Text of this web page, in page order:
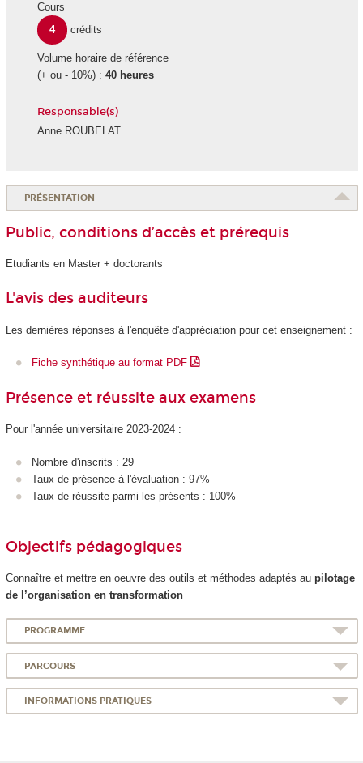
Cours
4
crédits
Volume horaire de référence
(+ ou - 10%) : 40 heures
Responsable(s)
Anne ROUBELAT
PRÉSENTATION
Public, conditions d’accès et prérequis
Etudiants en Master + doctorants
L'avis des auditeurs
Les dernières réponses à l'enquête d'appréciation pour cet enseignement :
Fiche synthétique au format PDF
Présence et réussite aux examens
Pour l'année universitaire 2023-2024 :
Nombre d'inscrits : 29
Taux de présence à l'évaluation : 97%
Taux de réussite parmi les présents : 100%
Objectifs pédagogiques
Connaître et mettre en oeuvre des outils et méthodes adaptés au pilotage
de l’organisation en transformation
PROGRAMME
PARCOURS
INFORMATIONS PRATIQUES